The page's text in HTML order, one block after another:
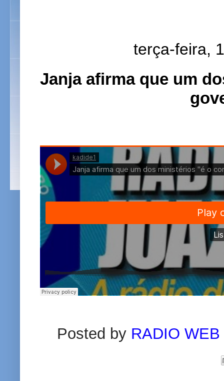
terça-feira,
Janja afirma que um
Posted by RADIO